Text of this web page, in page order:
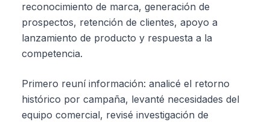
reconocimiento de marca, generación de
prospectos, retención de clientes, apoyo a
lanzamiento de producto y respuesta a la
competencia.
Primero reuní información: analicé el retorno
histórico por campaña, levanté necesidades del
equipo comercial, revisé investigación de